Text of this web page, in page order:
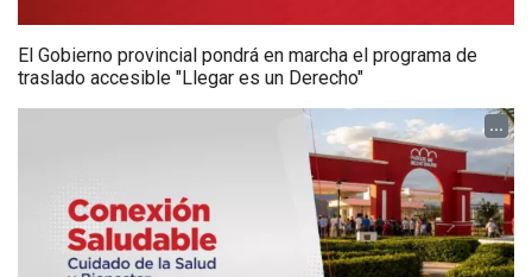
El Gobierno provincial pondrá en marcha el programa de
traslado accesible "Llegar es un Derecho"
...